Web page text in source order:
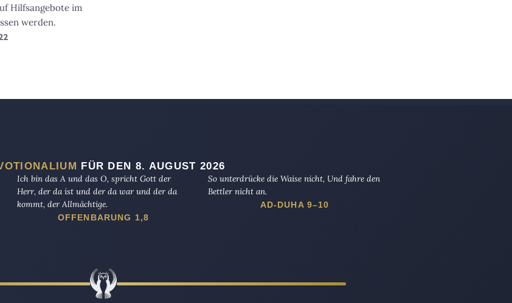
Hilfsangebote im
werden.
FÜR DEN 8. AUGUST 2026
Ich bin das A und das O, spricht Gott der
Herr, der da ist und der da war und der da
kommt, der Allmächtige.
OFFENBARUNG 1,8
So unterdrücke die Waise nicht, Und fahre den
Bettler nicht an.
AD-DUHA 9–10